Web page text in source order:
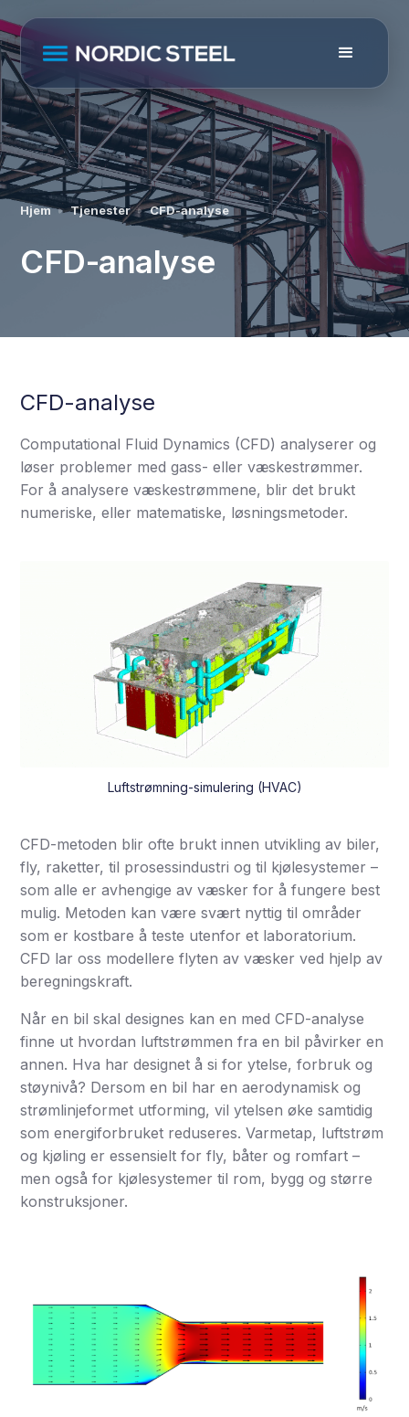
Hjem Tjenester CFD-analyse
CFD-analyse
CFD-analyse
Computational Fluid Dynamics (CFD) analyserer og
løser problemer med gass- eller væskestrømmer.
For å analysere væskestrømmene, blir det brukt
numeriske, eller matematiske, løsningsmetoder.
Luftstrømning-simulering (HVAC)
CFD-metoden blir ofte brukt innen utvikling av biler,
fly, raketter, til prosessindustri og til kjølesystemer –
som alle er avhengige av væsker for å fungere best
mulig. Metoden kan være svært nyttig til områder
som er kostbare å teste utenfor et laboratorium.
CFD lar oss modellere flyten av væsker ved hjelp av
beregningskraft.
Når en bil skal designes kan en med CFD-analyse
finne ut hvordan luftstrømmen fra en bil påvirker en
annen. Hva har designet å si for ytelse, forbruk og
støynivå? Dersom en bil har en aerodynamisk og
strømlinjeformet utforming, vil ytelsen øke samtidig
som energiforbruket reduseres. Varmetap, luftstrøm
og kjøling er essensielt for fly, båter og romfart –
men også for kjølesystemer til rom, bygg og større
konstruksjoner.